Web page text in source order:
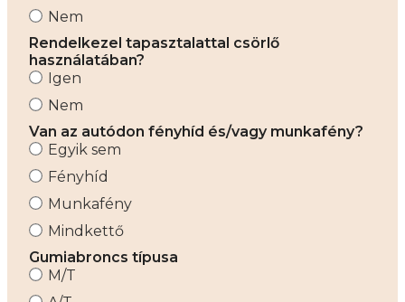
Nem
Rendelkezel tapasztalattal csörlő
használatában?
Igen
Nem
Van az autódon fényhíd és/vagy munkafény?
Egyik sem
Fényhíd
Munkafény
Mindkettő
Gumiabroncs típusa
M/T